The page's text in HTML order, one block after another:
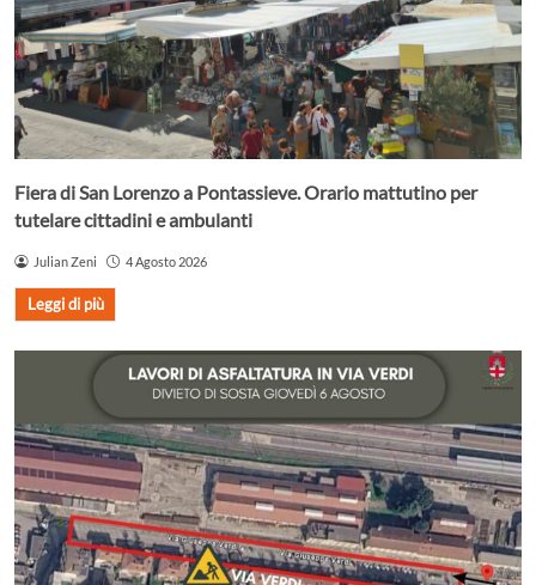
Fiera di San Lorenzo a Pontassieve. Orario mattutino per
tutelare cittadini e ambulanti
Julian Zeni 4 Agosto 2026
Leggi di più